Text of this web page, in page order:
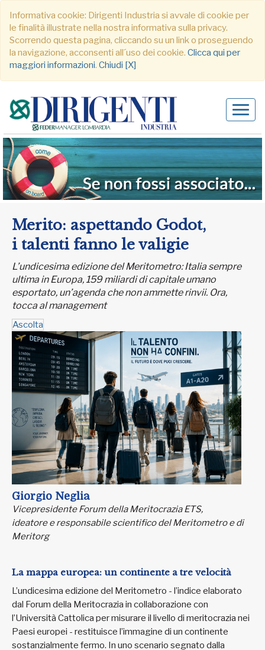
Informativa cookie: Dirigenti Industria si avvale di cookie per
le finalità illustrate nella nostra informativa sulla privacy.
Scorrendo questa pagina, cliccando su un link o proseguendo
la navigazione, acconsenti all´uso dei cookie. Clicca qui per
maggiori informazioni. Chiudi [X]
Merito: aspettando Godot,
i talenti fanno le valigie
L’undicesima edizione del Meritometro: Italia sempre
ultima in Europa, 159 miliardi di capitale umano
esportato, un’agenda che non ammette rinvii. Ora,
tocca al management
Ascolta
Giorgio Neglia
Vicepresidente Forum della Meritocrazia ETS,
ideatore e responsabile scientifico del Meritometro e di
Meritorg
La mappa europea: un continente a tre velocità
L’undicesima edizione del Meritometro - l’indice elaborato
dal Forum della Meritocrazia in collaborazione con
l’Università Cattolica per misurare il livello di meritocrazia nei
Paesi europei - restituisce l’immagine di un continente
sostanzialmente fermo. In uno scenario segnato dalla